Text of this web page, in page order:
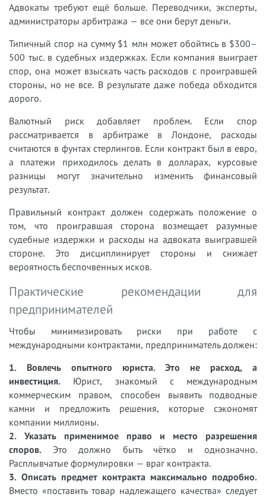
Адвокаты требуют ещё больше. Переводчики, эксперты,
администраторы арбитража — все они берут деньги.
Типичный спор на сумму $1 млн может обойтись в $300–
500 тыс. в судебных издержках. Если компания выиграет
спор, она может взыскать часть расходов с проигравшей
стороны, но не все. В результате даже победа обходится
дорого.
Валютный риск добавляет проблем. Если спор
рассматривается в арбитраже в Лондоне, расходы
считаются в фунтах стерлингов. Если контракт был в евро,
а платежи приходилось делать в долларах, курсовые
разницы могут значительно изменить финансовый
результат.
Правильный контракт должен содержать положение о
том, что проигравшая сторона возмещает разумные
судебные издержки и расходы на адвоката выигравшей
стороне. Это дисциплинирует стороны и снижает
вероятность беспочвенных исков.
Практические рекомендации для
предпринимателей
Чтобы минимизировать риски при работе с
международными контрактами, предприниматель должен:
1. Вовлечь опытного юриста. Это не расход, а
инвестиция. Юрист, знакомый с международным
коммерческим правом, способен выявить подводные
камни и предложить решения, которые сэкономят
компании миллионы.
2. Указать применимое право и место разрешения
споров. Это должно быть чётко и однозначно.
Расплывчатые формулировки — враг контракта.
3. Описать предмет контракта максимально подробно.
Вместо «поставить товар надлежащего качества» следует